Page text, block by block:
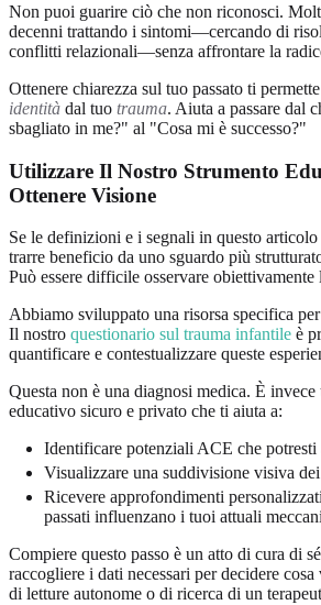
Non puoi guarire ciò che non riconosci.
decenni trattando i sintomi—cercando di
conflitti relazionali—senza affrontare la
Ottenere chiarezza sul tuo passato ti
identità dal tuo trauma. Aiuta a passare dal
sbagliato in me?" al "Cosa mi è successo?"
Utilizzare Il Nostro Strumento
Ottenere Visione
Se le definizioni e i segnali in questo
trarre beneficio da uno sguardo più
Può essere difficile osservare obiettivamente
Abbiamo sviluppato una risorsa specifica
Il nostro questionario sul trauma infantile è
quantificare e contestualizzare queste
Questa non è una diagnosi medica. È invece
educativo sicuro e privato che ti aiuta a:
Identificare potenziali ACE che potresti
Visualizzare una suddivisione visiva
Ricevere approfondimenti
passati influenzano i tuoi attuali
Compiere questo passo è un atto di cura di
raccogliere i dati necessari per decidere
di letture autonome o di ricerca di un